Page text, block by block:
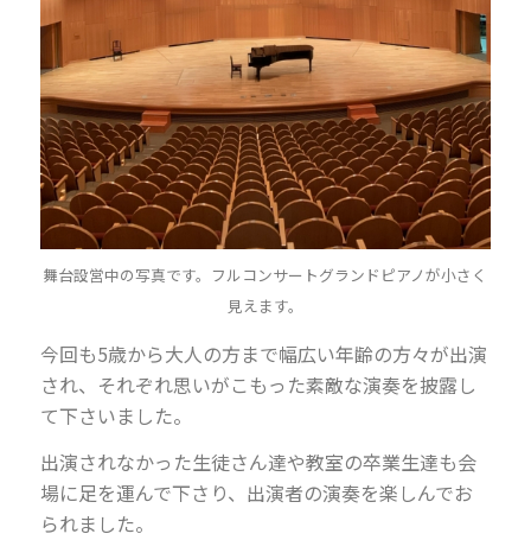
舞台設営中の写真です。フルコンサートグランドピアノが小さく
見えます。
今回も5歳から大人の方まで幅広い年齢の方々が出演
され、それぞれ思いがこもった素敵な演奏を披露し
て下さいました。
出演されなかった生徒さん達や教室の卒業生達も会
場に足を運んで下さり、出演者の演奏を楽しんでお
られました。